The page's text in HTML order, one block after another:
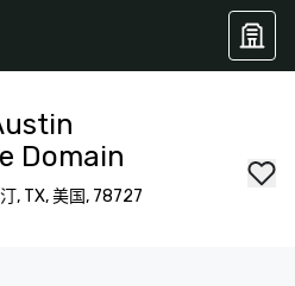
Domain
, TX, 美国, 78727